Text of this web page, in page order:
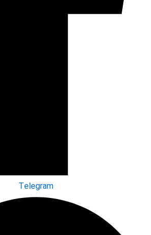
Telegram